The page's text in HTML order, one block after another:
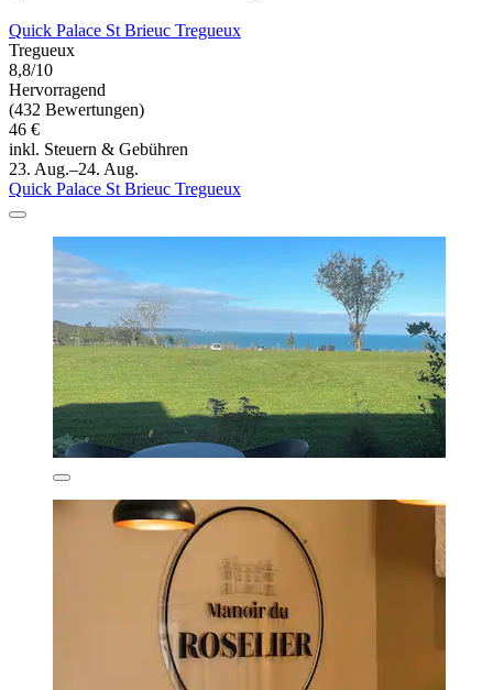
Quick Palace St Brieuc Tregueux
Tregueux
8,8/10
Hervorragend
(432 Bewertungen)
46 €
inkl. Steuern & Gebühren
23. Aug.–24. Aug.
Quick Palace St Brieuc Tregueux